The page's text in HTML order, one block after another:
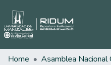
Home